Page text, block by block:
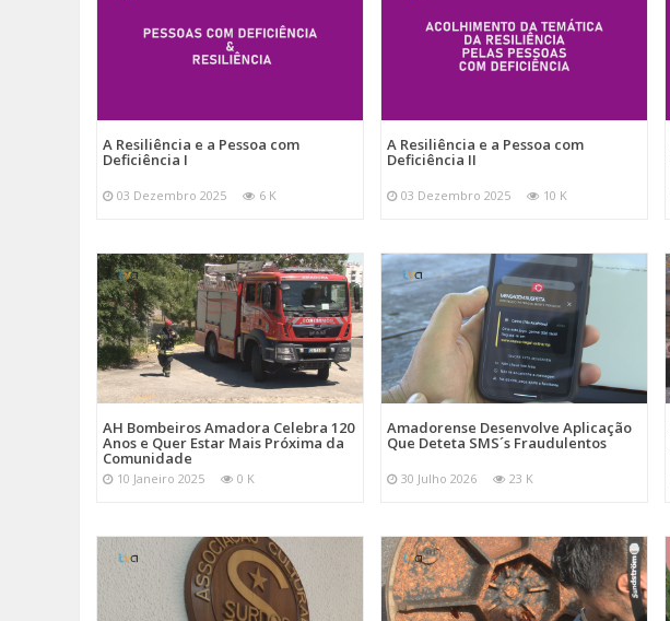
A Resiliência e a Pessoa com
Deficiência I
03 Dezembro 2025 6 K
A Resiliência e a Pessoa com
Deficiência II
03 Dezembro 2025 10 K
AH Bombeiros Amadora Celebra 120
Anos e Quer Estar Mais Próxima da
Comunidade
10 Janeiro 2025 0 K
Amadorense Desenvolve Aplicação
Que Deteta SMS´s Fraudulentos
30 Julho 2026 23 K